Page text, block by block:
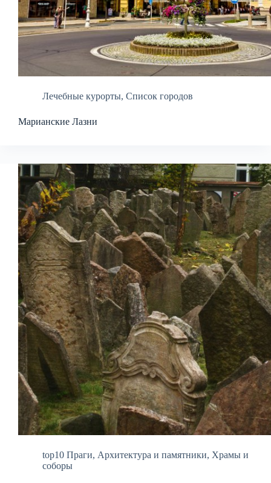
Лечебные курорты, Список городов
Марианские Лазни
top10 Праги, Архитектура и памятники, Храмы и
соборы